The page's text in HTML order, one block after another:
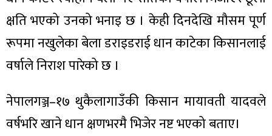
क्षति भएको उनको भनाइ छ । केही दिनदेखि मौसम पूर्ण
रूपमा नखुलेका बेला डराइडराई धान काटेका किसानलाई
वर्षाले निराश पारेको छ ।
नेपालगञ्ज–१७ थुकैलागाउँकी किसान मायावती यादवले
वर्षभरि खाने धान क्षणभरमै भिजेर नष्ट भएको बताए।